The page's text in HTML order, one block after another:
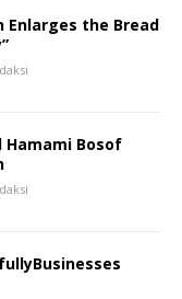
Enlarges the Bread
Hamami Bosof